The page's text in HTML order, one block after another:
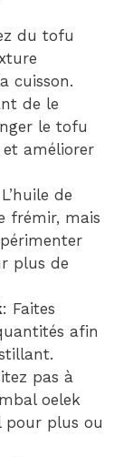
du tofu
cuisson.
de le
le tofu
et améliorer
de
frémir, mais
plus de
: Faites
afin
pas à
oelek
pour plus ou